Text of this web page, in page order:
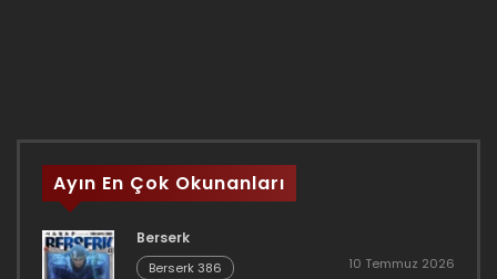
Ayın En Çok Okunanları
Berserk
Berserk 386 10 Temmuz 2026